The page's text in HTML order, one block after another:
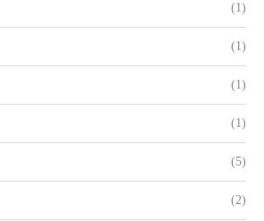
(1)
(1)
(1)
(1)
(5)
(2)